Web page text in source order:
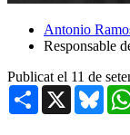
Antonio
Responsable
Publicat el 11 de
Share X